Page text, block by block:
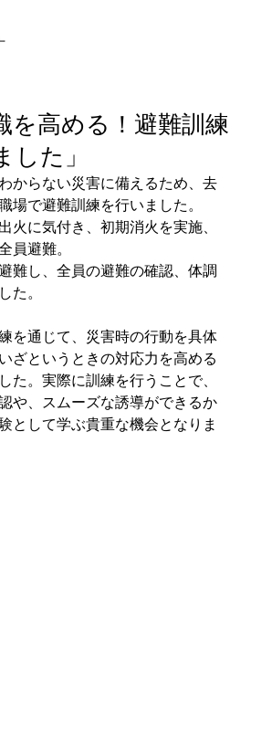
を高める！避難訓練
した」
からない災害に備えるため、去
場で避難訓練を行いました。
火に気付き、初期消火を実施、
員避難。
難し、全員の避難の確認、体調
た。
を通じて、災害時の行動を具体
ざというときの対応力を高める
た。実際に訓練を行うことで、
や、スムーズな誘導ができるか
として学ぶ貴重な機会となりま